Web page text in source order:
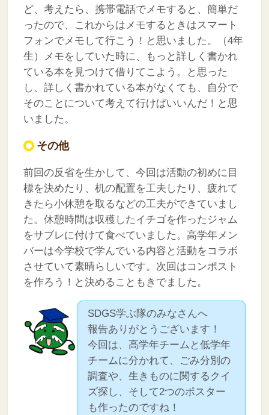
ど、考えたら、携帯電話でメモすると、簡単だ
ったので、これからはメモするときはスマート
フォンでメモして行こう！と思いました。（4年
生）メモをしていた時に、もっと詳しく書かれ
ている本を見つけて借りてこよう。と思った
し、詳しく書かれている本がなくても、自分で
そのことについて考えて行けばいいんだ！と思
いました。
その他
前回の反省を生かして、今回は活動の初めに目
標を決めたり、机の配置を工夫したり、疲れて
きたら小休憩を取るなどの工夫ができていまし
た。休憩時間は収穫したイチゴを作ったジャム
をサブレに付けて食べていました。高学年メン
バーは今学校で学んでいる内容と活動をコラボ
させていて素晴らしいです。次回はコンポスト
を作ろう！と決めることもきでました。
SDGS学ぶ隊のみなさんへ
報告ありがとうございます！
今回は、高学年チームと低学年
チームに分かれて、ごみ分別の
調査や、生きものに関するクイ
ズ探し、そして2つのポスター
も作ったのですね！